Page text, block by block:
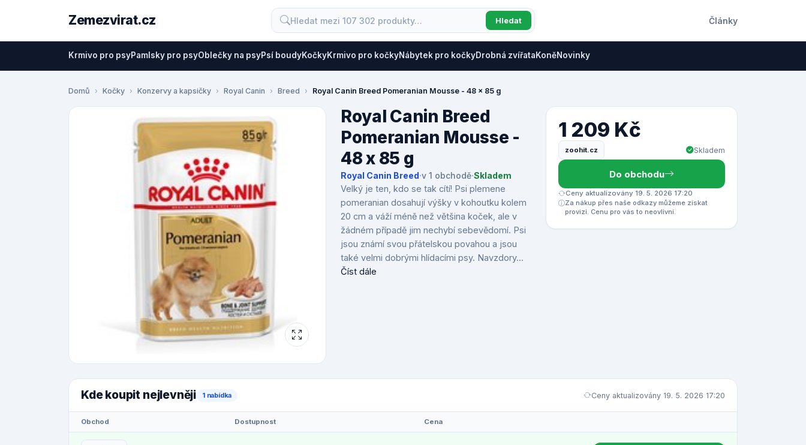
Zemezvirat.cz Hledat Články
Krmivo pro psyPamlsky pro psyOblečky na psyPsí boudyKočkyKrmivo pro kočkyNábytek pro kočkyDrobná zvířataKoněNovinky
Domů Kočky Konzervy a kapsičky Royal Canin Breed Royal Canin Breed Pomeranian Mousse - 48 x 85 g
Royal Canin Breed
Pomeranian Mousse -
48 x 85 g
Royal Canin Breed·v 1 obchodě·Skladem
Velký je ten, kdo se tak cítí! Psi plemene
pomeranian dosahují výšky v kohoutku kolem
20 cm a váží méně než většina koček, ale v
žádném případě jim nechybí sebevědomí. Psi
jsou známí svou přátelskou povahou a jsou
také velmi dobrými hlídacími psy. Navzdory...
Číst dále
1 209 Kč
zoohit.cz Skladem
Do obchodu
Ceny aktualizovány 19. 5. 2026 17:20
Za nákup přes naše odkazy můžeme získat
provizi. Cenu pro vás to neovlivní.
Kde koupit nejlevněji 1 nabídka Ceny aktualizovány 19. 5. 2026 17:20
Obchod Dostupnost Cena